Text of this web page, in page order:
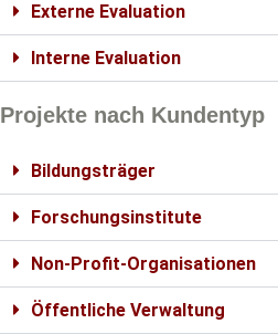
Externe Evaluation
Interne Evaluation
Projekte nach Kundentyp
Bildungsträger
Forschungsinstitute
Non-Profit-Organisationen
Öffentliche Verwaltung